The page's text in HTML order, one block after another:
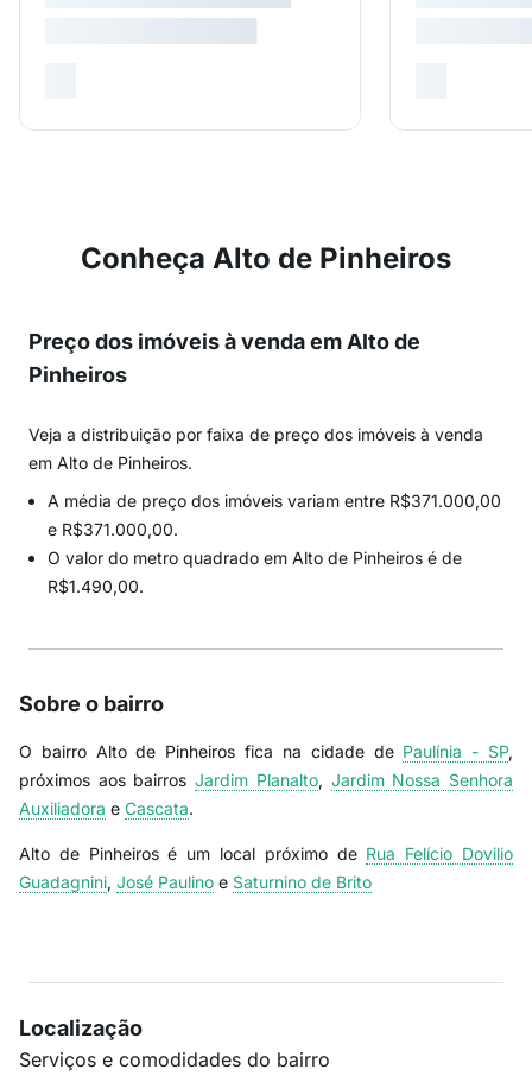
Conheça Alto de Pinheiros
Preço dos imóveis à venda em Alto de
Pinheiros
Veja a distribuição por faixa de preço dos imóveis à venda
em Alto de Pinheiros.
A média de preço dos imóveis variam entre R$371.000,00
e R$371.000,00.
O valor do metro quadrado em Alto de Pinheiros é de
R$1.490,00.
Sobre o bairro
O bairro Alto de Pinheiros fica na cidade de Paulínia - SP,
próximos aos bairrosJardim Planalto, Jardim Nossa Senhora
Auxiliadora e Cascata.
Alto de Pinheiros é um local próximo de Rua Felício Dovilio
Guadagnini, José Paulino e Saturnino de Brito
Localização
Serviços e comodidades do bairro